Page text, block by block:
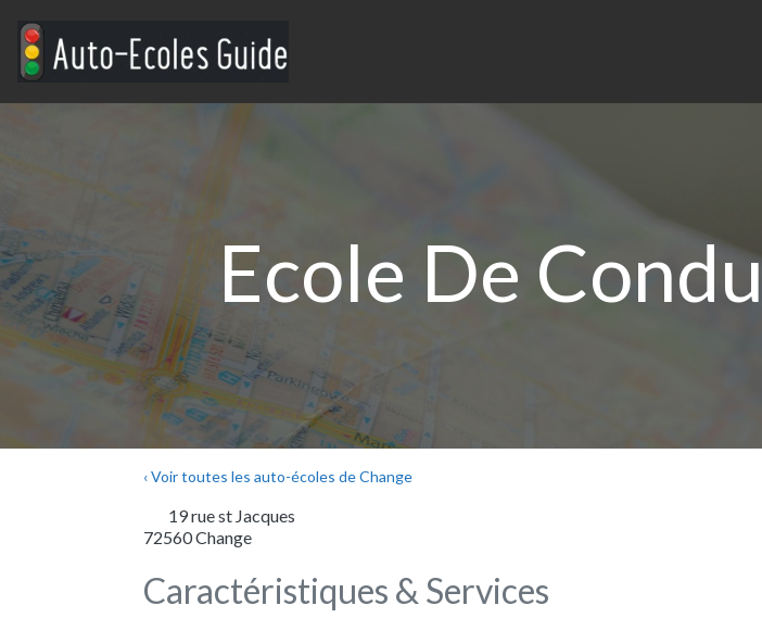
Ecole De
‹ Voir toutes les auto-écoles de Change
19 rue st Jacques
72560Change
Caractéristiques & Services